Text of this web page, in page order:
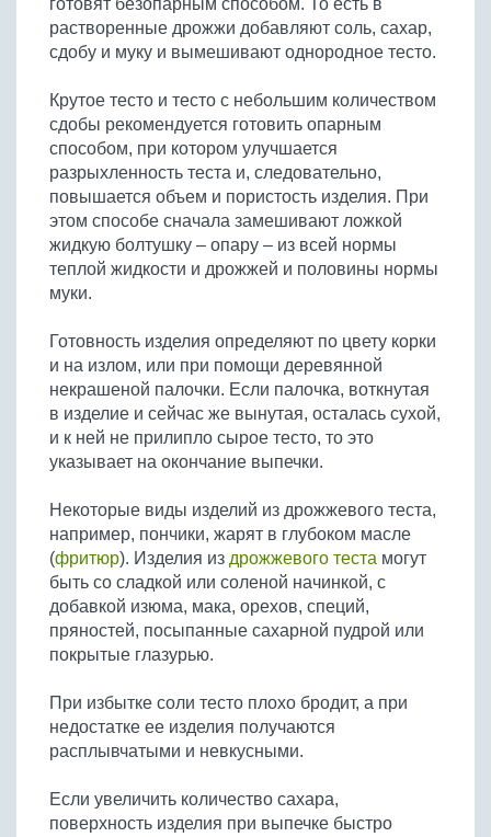
Бобовые
Яйца
готовят безопарным способом. То есть в
растворенные дрожжи добавляют соль, сахар,
сдобу и муку и вымешивают однородное тесто.
Крутое тесто и тесто с небольшим количеством
сдобы рекомендуется готовить опарным
способом, при котором улучшается
разрыхленность теста и, следовательно,
повышается объем и пористость изделия. При
этом способе сначала замешивают ложкой
жидкую болтушку – опару – из всей нормы
теплой жидкости и дрожжей и половины нормы
муки.
Готовность изделия определяют по цвету корки
и на излом, или при помощи деревянной
некрашеной палочки. Если палочка, воткнутая
в изделие и сейчас же вынутая, осталась сухой,
и к ней не прилипло сырое тесто, то это
указывает на окончание выпечки.
Некоторые виды изделий из дрожжевого теста,
например, пончики, жарят в глубоком масле
(фритюр). Изделия из дрожжевого теста могут
быть со сладкой или соленой начинкой, с
добавкой изюма, мака, орехов, специй,
пряностей, посыпанные сахарной пудрой или
покрытые глазурью.
При избытке соли тесто плохо бродит, а при
недостатке ее изделия получаются
расплывчатыми и невкусными.
Если увеличить количество сахара,
поверхность изделия при выпечке быстро